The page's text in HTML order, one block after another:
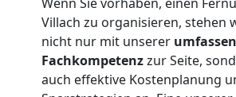
Villach zu organisieren, stehen
nicht nur mit unserer
Fachkompetenzzur Seite,
auch effektive Kostenplanung
Möbeltransport
International